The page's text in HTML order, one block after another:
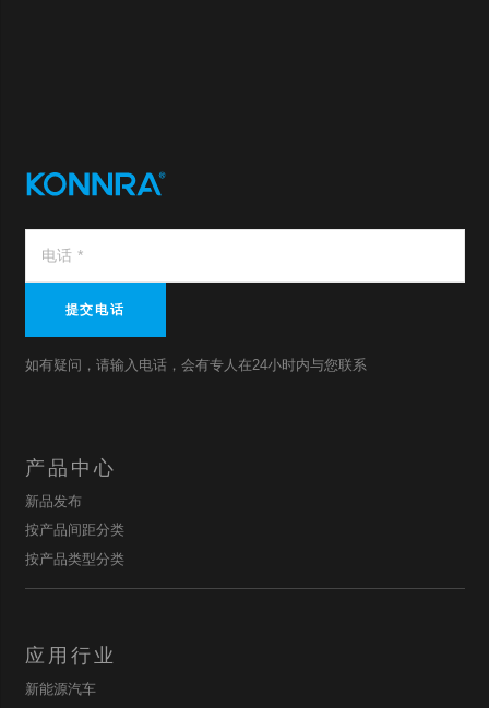
提交电话
如有疑问，请输入电话，会有专人在24小时内与您联系
产品中心
新品发布
按产品间距分类
按产品类型分类
应用行业
新能源汽车